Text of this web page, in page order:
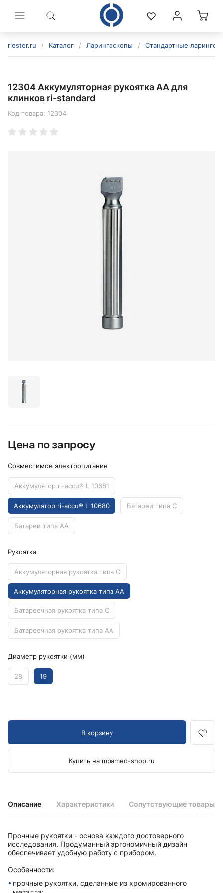
riester.ru / Каталог / Ларингоскопы / Стандартные
Описание Характеристики Сопутствующие товары
Прочные рукоятки - основа каждого достоверного
исследования. Продуманный эргономичный дизайн
обеспечивает удобную работу с прибором.
Особенности:
прочные рукоятки, сделанные из хромированного
12304 Аккумуляторная рукоятка AA для
клинков ri-standard
Код товара: 12304
Цена по запросу
Совместимое электропитание
Аккумулятор ri-accu® L 10681
Аккумулятор ri-accu® L 10680 Батареи типа C
Батареи типа AA
Рукоятка
Аккумуляторная рукоятка типа C
Аккумуляторная рукоятка типа AA
Батареечная рукоятка типа C
Батареечная рукоятка типа AA
Диаметр рукоятки (мм)
28 19
В корзину
Купить на mpamed-shop.ru
политикой конфиденциальности